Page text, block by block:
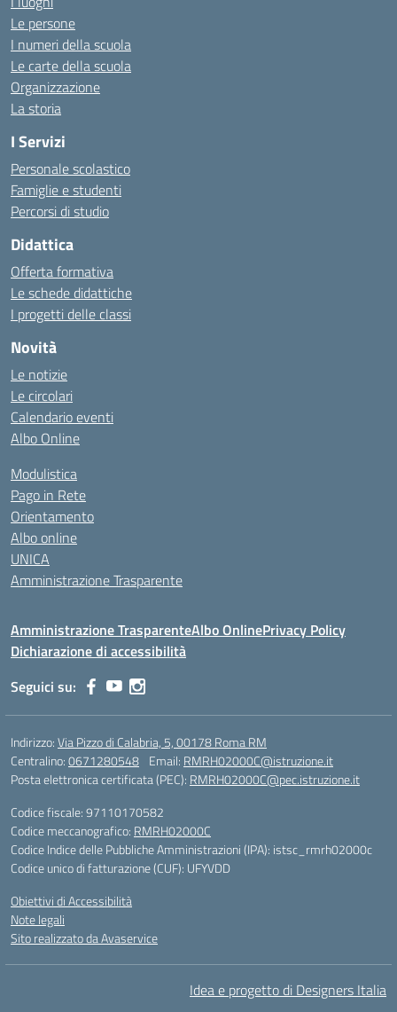
Le persone
I numeri della scuola
Le carte della scuola
Organizzazione
La storia
I Servizi
Personale scolastico
Famiglie e studenti
Percorsi di studio
Didattica
Offerta formativa
Le schede didattiche
I progetti delle classi
Novità
Le notizie
Le circolari
Calendario eventi
Albo Online
Modulistica
Pago in Rete
Orientamento
Albo online
UNICA
Amministrazione Trasparente
Amministrazione TrasparenteAlbo OnlinePrivacy Policy
Dichiarazione di accessibilità
Seguici su:
Indirizzo:Via Pizzo di Calabria, 5, 00178 Roma RM
Centralino:0671280548 Email: RMRH02000C@istruzione.it
Posta elettronica certificata (PEC): RMRH02000C@pec.istruzione.it
Codice fiscale: 97110170582
Codice meccanografico: RMRH02000C
Codice Indice delle Pubbliche Amministrazioni (IPA): istsc_rmrh02000c
Codice unico di fatturazione (CUF): UFYVDD
Obiettivi di Accessibilità
Note legali
Sito realizzato da Avaservice
Idea e progetto di Designers Italia